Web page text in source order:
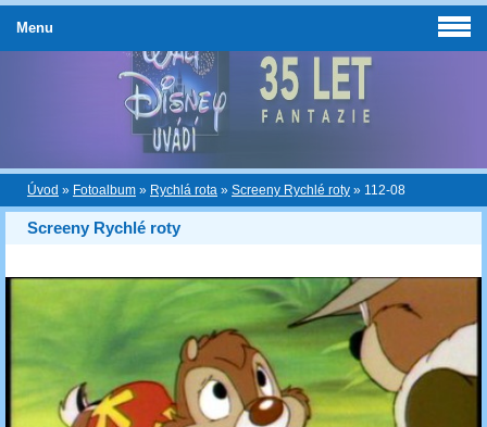
Úvod » Fotoalbum » Rychlá rota » Screeny Rychlé roty » 112-08
Screeny Rychlé roty
Menu